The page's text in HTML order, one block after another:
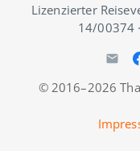
Lizenzierter
14/00374
© 2016–2026